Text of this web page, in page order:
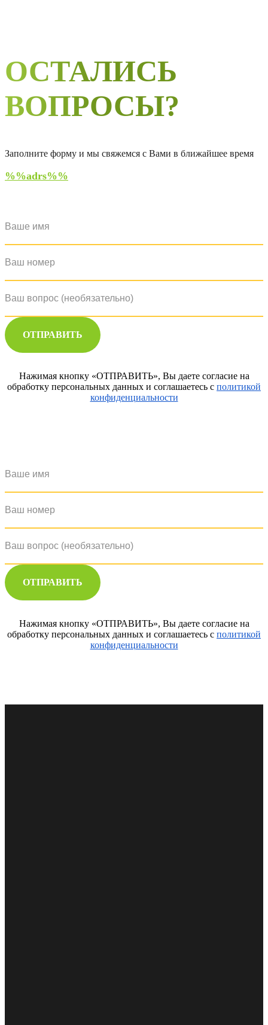
ОСТАЛИСЬ
ВОПРОСЫ?
Заполните форму и мы свяжемся с Вами в ближайшее время
%%adrs%%
ОТПРАВИТЬ
Нажимая кнопку «ОТПРАВИТЬ», Вы даете согласие на
обработку персональных данных и соглашаетесь с политикой
конфиденциальности
ОТПРАВИТЬ
Нажимая кнопку «ОТПРАВИТЬ», Вы даете согласие на
обработку персональных данных и соглашаетесь с политикой
конфиденциальности